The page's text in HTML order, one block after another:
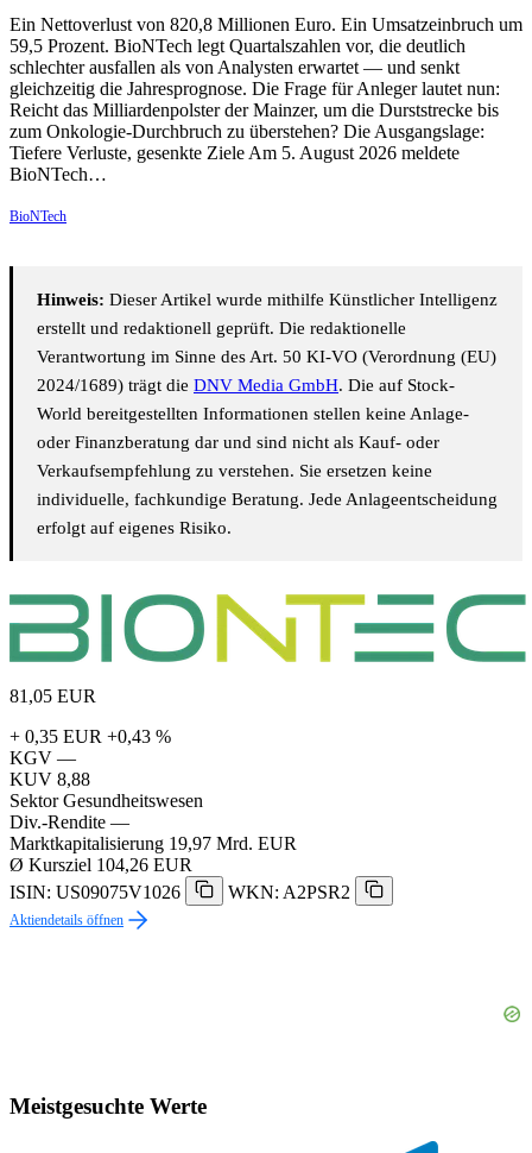
Ein Nettoverlust von 820,8 Millionen Euro. Ein Umsatzeinbruch um
59,5 Prozent. BioNTech legt Quartalszahlen vor, die deutlich
schlechter ausfallen als von Analysten erwartet — und senkt
gleichzeitig die Jahresprognose. Die Frage für Anleger lautet nun:
Reicht das Milliardenpolster der Mainzer, um die Durststrecke bis
zum Onkologie-Durchbruch zu überstehen? Die Ausgangslage:
Tiefere Verluste, gesenkte Ziele Am 5. August 2026 meldete
BioNTech…
BioNTech
Hinweis: Dieser Artikel wurde mithilfe Künstlicher Intelligenz
erstellt und redaktionell geprüft. Die redaktionelle
Verantwortung im Sinne des Art. 50 KI-VO (Verordnung (EU)
2024/1689) trägt die DNV Media GmbH. Die auf Stock-
World bereitgestellten Informationen stellen keine Anlage-
oder Finanzberatung dar und sind nicht als Kauf- oder
Verkaufsempfehlung zu verstehen. Sie ersetzen keine
individuelle, fachkundige Beratung. Jede Anlageentscheidung
erfolgt auf eigenes Risiko.
81,05 EUR
+ 0,35 EUR +0,43 %
KGV —
KUV 8,88
Sektor Gesundheitswesen
Div.-Rendite —
Marktkapitalisierung 19,97 Mrd. EUR
Ø Kursziel 104,26 EUR
ISIN: US09075V1026
WKN: A2PSR2
Aktiendetails öffnen
Meistgesuchte Werte